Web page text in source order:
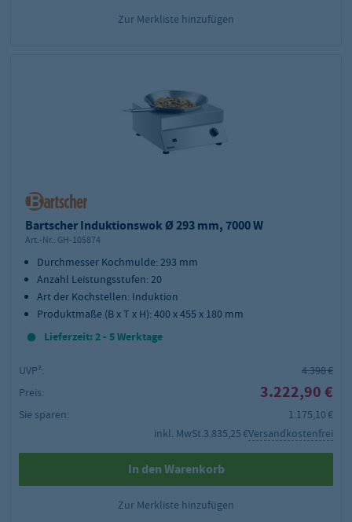
Zur Merkliste hinzufügen
Bartscher Induktionswok Ø 293 mm, 7000 W
Art.-Nr.: GH-105874
Durchmesser Kochmulde: 293 mm
Anzahl Leistungsstufen: 20
Art der Kochstellen: Induktion
Produktmaße (B x T x H): 400 x 455 x 180 mm
Lieferzeit: 2 - 5 Werktage
UVP²:
4.398 €
Preis:
3.222,90 €
Sie sparen:
1.175,10 €
inkl. MwSt.3.835,25 €Versandkostenfrei
In den Warenkorb
Zur Merkliste hinzufügen